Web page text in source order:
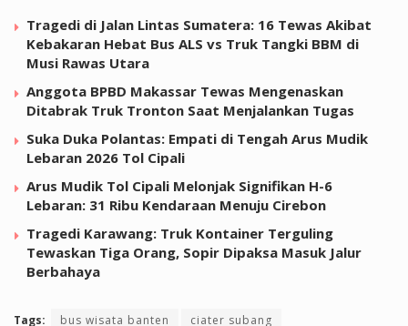
Tragedi di Jalan Lintas Sumatera: 16 Tewas Akibat
Kebakaran Hebat Bus ALS vs Truk Tangki BBM di
Musi Rawas Utara
Anggota BPBD Makassar Tewas Mengenaskan
Ditabrak Truk Tronton Saat Menjalankan Tugas
Suka Duka Polantas: Empati di Tengah Arus Mudik
Lebaran 2026 Tol Cipali
Arus Mudik Tol Cipali Melonjak Signifikan H-6
Lebaran: 31 Ribu Kendaraan Menuju Cirebon
Tragedi Karawang: Truk Kontainer Terguling
Tewaskan Tiga Orang, Sopir Dipaksa Masuk Jalur
Berbahaya
Tags: bus wisata banten ciater subang